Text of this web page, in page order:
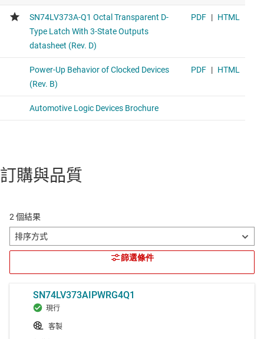
訂購與品質